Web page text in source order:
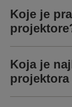
Koje je
Koja je